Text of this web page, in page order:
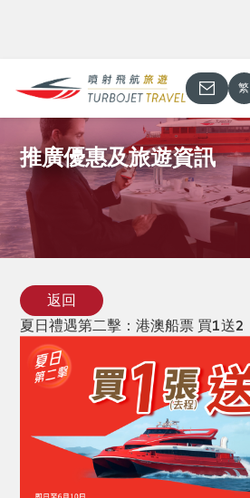
繁
推廣優惠及旅遊資訊
夏日禮遇第二擊：港澳船票 買1送2
返回